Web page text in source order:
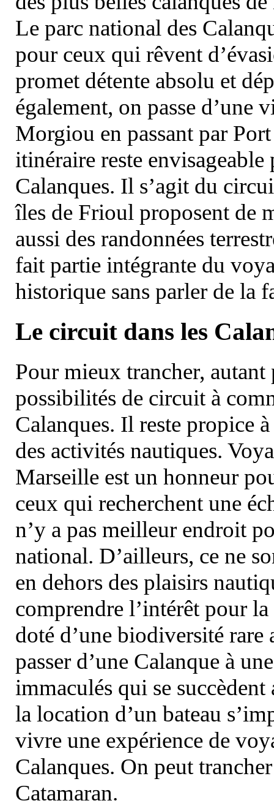
Le parc national des
pour ceux qui rêvent
promet détente absolu et
également, on passe d’une
Morgiou en passant par
itinéraire reste
Calanques. Il s’agit du
îles de Frioul proposent de
aussi des randonnées
fait partie intégrante du
historique sans parler de la
Le circuit dans les
Pour mieux trancher, autant
possibilités de circuit à
Calanques. Il reste propice
des activités nautiques.
Marseille est un honneur
ceux qui recherchent une
n’y a pas meilleur endroit
national. D’ailleurs, ce ne
en dehors des plaisirs
comprendre l’intérêt pour
doté d’une biodiversité
passer d’une Calanque à
immaculés qui se
la location d’un bateau
vivre une expérience de
Calanques. On peut
Catamaran.